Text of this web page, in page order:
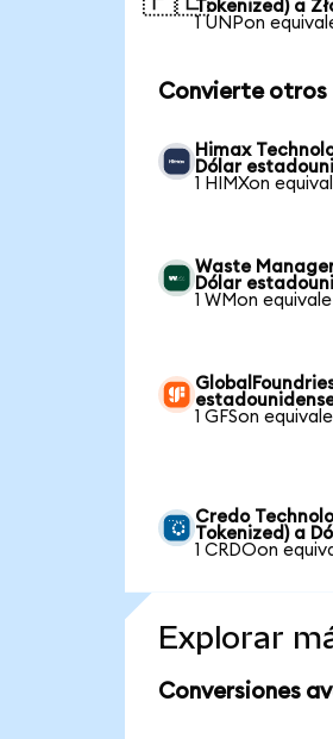
Tokenized) a
1 UNPon
Convierte otros
Himax
Dólar
1 HIMXon
Waste
Dólar
1 WMon
1 GFSon
Credo
Tokenized) a
1 CRDOon
Explorar
Conversiones